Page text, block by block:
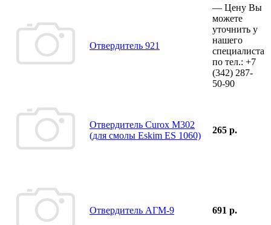
Отвердитель 921
— Цену Вы
можете
уточнить у
нашего
специалиста
по тел.: +7
(342) 287-
50-90
Отвердитель Curox M302
(для смолы Eskim ES 1060)
265 р.
Отвердитель АГМ-9 691 р.